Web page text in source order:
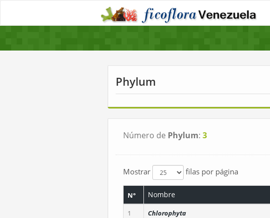
Phylum
Número de Phylum: 3
Mostrar filas por página
N° Nombre
1
Chlorophyta